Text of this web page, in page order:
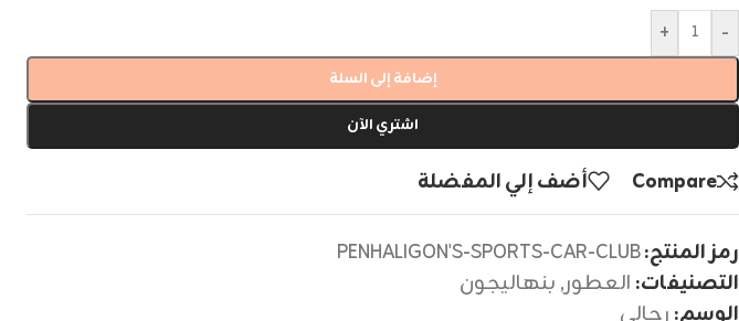
-
+
إضافة إلى السلة
اشتري الآن
Compare أضف إلي المفضلة
رمز المنتج:PENHALIGON'S-SPORTS-CAR-CLUB
التصنيفات: العطور, بنهاليجون
الوسم: رجالي